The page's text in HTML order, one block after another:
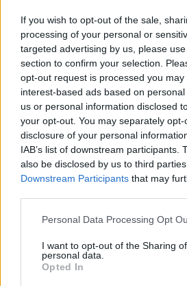
If you wish to opt-out of the sale,
processing of your personal or
targeted advertising by us, please
section to confirm your selection.
opt-out request is processed you may
interest-based ads based on
us or personal information disclosed
your opt-out. You may separately
disclosure of your personal
IAB’s list of downstream participants.
also be disclosed by us to third
Downstream Participants that may
Personal Data Processing Opt
I want to opt-out of the Sharing
personal data.
Opted In
POT (Gavrilă)
PACE (Peia)
Acțiunea Conservatoare (Târziu)
PDF (Lazarus)
PUSL (D. Voiculescu)
PNȚCD (Pavelescu)
PNCR (Terheș)
Partidul Patrioților (Surugiu)
FAR (Coarnă)
Altul